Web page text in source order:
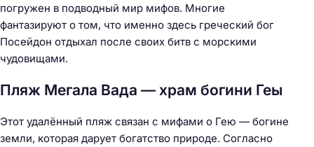
погружен в подводный мир мифов. Многие
фантазируют о том, что именно здесь греческий бог
Посейдон отдыхал после своих битв с морскими
чудовищами.
Пляж Мегала Вада — храм богини Геы
Этот удалённый пляж связан с мифами о Гею — богине
земли, которая дарует богатство природе. Согласно